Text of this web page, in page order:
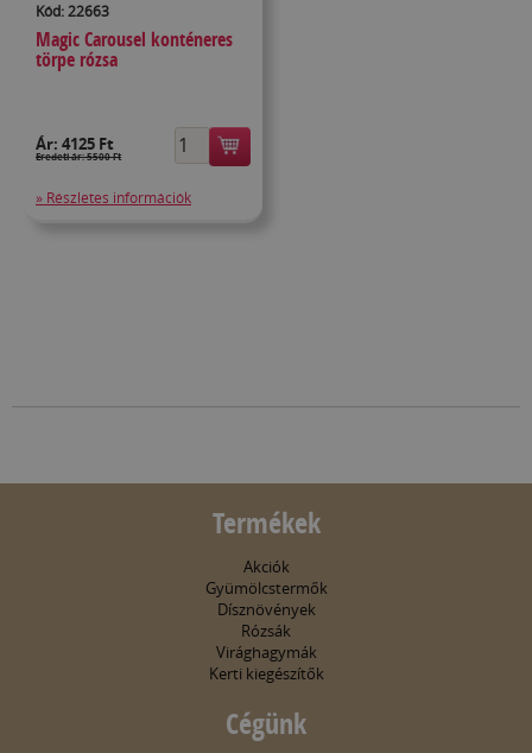
Kód: 22663
Magic Carousel konténeres
törpe rózsa
Ár: 4125 Ft
Eredeti ár: 5500 Ft
» Részletes információk
Termékek
Akciók
Gyümölcstermők
Dísznövények
Rózsák
Virághagymák
Kerti kiegészítők
Cégünk